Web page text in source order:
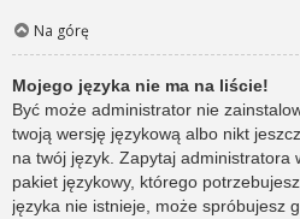
Na górę
Mojego języka nie ma na liście!
Być może administrator nie
twoją wersję językową albo nikt
na twój język. Zapytaj administratora
pakiet językowy, którego
języka nie istnieje, może spróbujesz